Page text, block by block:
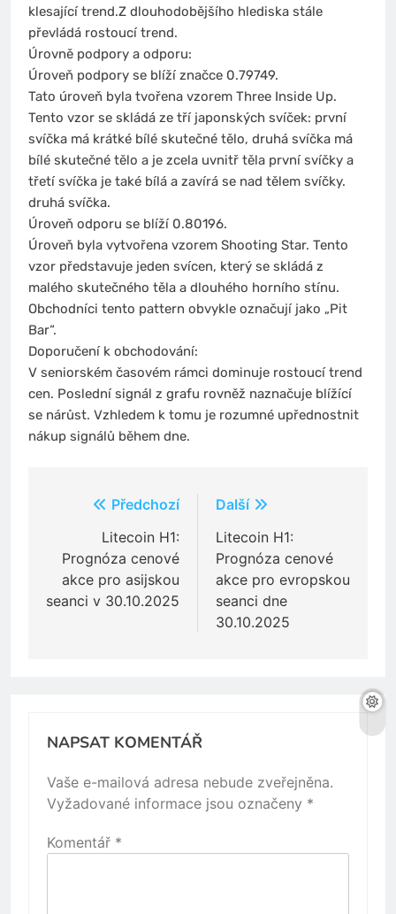
klesající trend.Z dlouhodobějšího hlediska stále
převládá rostoucí trend.
Úrovně podpory a odporu:
Úroveň podpory se blíží značce 0.79749.
Tato úroveň byla tvořena vzorem Three Inside Up.
Tento vzor se skládá ze tří japonských svíček: první
svíčka má krátké bílé skutečné tělo, druhá svíčka má
bílé skutečné tělo a je zcela uvnitř těla první svíčky a
třetí svíčka je také bílá a zavírá se nad tělem svíčky.
druhá svíčka.
Úroveň odporu se blíží 0.80196.
Úroveň byla vytvořena vzorem Shooting Star. Tento
vzor představuje jeden svícen, který se skládá z
malého skutečného těla a dlouhého horního stínu.
Obchodníci tento pattern obvykle označují jako „Pit
Bar“.
Doporučení k obchodování:
V seniorském časovém rámci dominuje rostoucí trend
cen. Poslední signál z grafu rovněž naznačuje blížící
se nárůst. Vzhledem k tomu je rozumné upřednostnit
nákup signálů během dne.
Navigace
příspěvek
Předchozí
Litecoin H1:
Prognóza cenové
akce pro asijskou
seanci v 30.10.2025
Další
Litecoin H1:
Prognóza cenové
akce pro evropskou
seanci dne
30.10.2025
NAPSAT KOMENTÁŘ
Vaše e-mailová adresa nebude zveřejněna.
Vyžadované informace jsou označeny *
Komentář *